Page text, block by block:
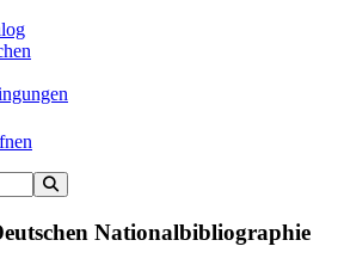
Nationalbibliographie